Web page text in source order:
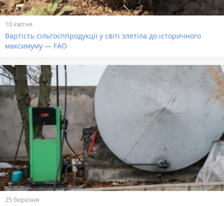
10 квітня
Вартість сільгосппродукції у світі злетіла до історичного
максимуму — FAO
25 березня